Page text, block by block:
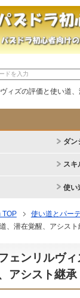
ィズの評価と使い道
ダン
スキ
使い
TOP 使い道とパー
、潜在覚醒、アシスト
ェンリルヴ
アシスト継承